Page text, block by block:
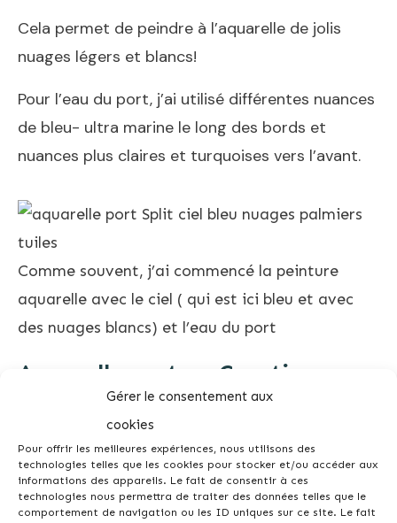
Gérer le consentement aux
cookies
Pour offrir les meilleures expériences, nous utilisons des
technologies telles que les cookies pour stocker et/ou accéder aux
informations des appareils. Le fait de consentir à ces
technologies nous permettra de traiter des données telles que le
comportement de navigation ou les ID uniques sur ce site. Le fait
Cela permet de peindre à l’aquarelle de jolis
nuages légers et blancs!
Pour l’eau du port, j’ai utilisé différentes nuances
de bleu- ultra marine le long des bords et
nuances plus claires et turquoises vers l’avant.
Comme souvent, j’ai commencé la peinture
aquarelle avec le ciel ( qui est ici bleu et avec
des nuages blancs) et l’eau du port
Aquarelle port en Croatie,
quelques touches de couleurs
A cetet étape j’ai peint les toits en tuile rouge et
les palmiers.